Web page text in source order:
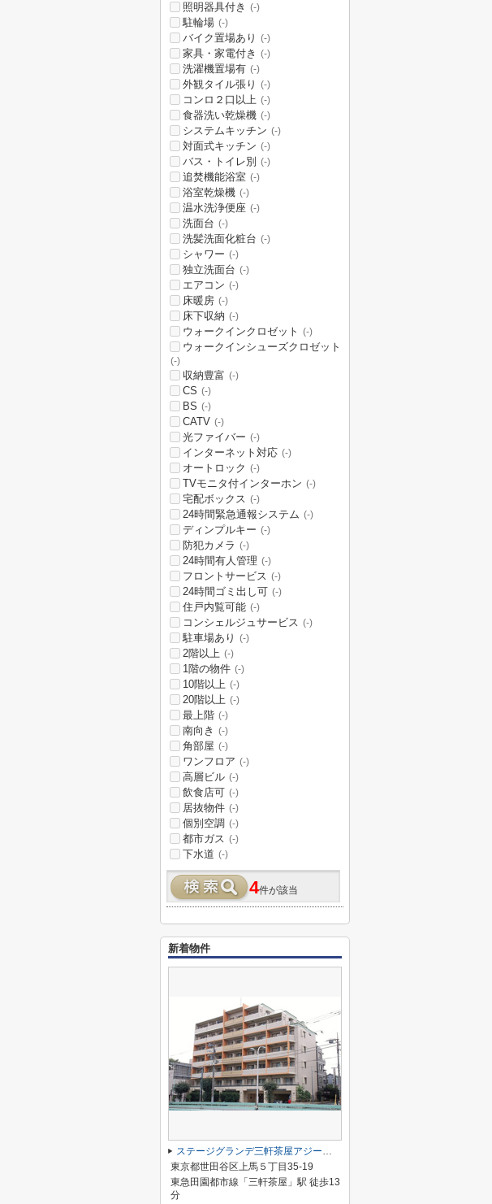
照明器具付き (-)
駐輪場 (-)
バイク置場あり (-)
家具・家電付き (-)
洗濯機置場有 (-)
外観タイル張り (-)
コンロ２口以上 (-)
食器洗い乾燥機 (-)
システムキッチン (-)
対面式キッチン (-)
バス・トイレ別 (-)
追焚機能浴室 (-)
浴室乾燥機 (-)
温水洗浄便座 (-)
洗面台 (-)
洗髪洗面化粧台 (-)
シャワー (-)
独立洗面台 (-)
エアコン (-)
床暖房 (-)
床下収納 (-)
ウォークインクロゼット (-)
ウォークインシューズクロゼット
(-)
収納豊富 (-)
CS (-)
BS (-)
CATV (-)
光ファイバー (-)
インターネット対応 (-)
オートロック (-)
TVモニタ付インターホン (-)
宅配ボックス (-)
24時間緊急通報システム (-)
ディンプルキー (-)
防犯カメラ (-)
24時間有人管理 (-)
フロントサービス (-)
24時間ゴミ出し可 (-)
住戸内覧可能 (-)
コンシェルジュサービス (-)
駐車場あり (-)
2階以上 (-)
1階の物件 (-)
10階以上 (-)
20階以上 (-)
最上階 (-)
南向き (-)
角部屋 (-)
ワンフロア (-)
高層ビル (-)
飲食店可 (-)
居抜物件 (-)
個別空調 (-)
都市ガス (-)
下水道 (-)
4件が該当
新着物件
ステージグランデ三軒茶屋アジールコート
東京都世田谷区上馬５丁目35-19
東急田園都市線「三軒茶屋」駅 徒歩13
分